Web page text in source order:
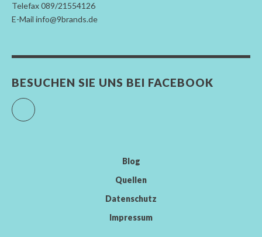
Telefax 089/21554126
E-Mail info@9brands.de
BESUCHEN SIE UNS BEI FACEBOOK
Facebook
Blog
Quellen
Datenschutz
Impressum